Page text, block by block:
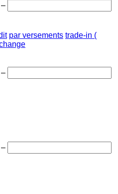
–
par versements trade-in (
–
–